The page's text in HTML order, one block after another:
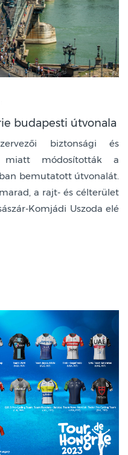
budapesti útvonala
biztonsági és
miatt módosították a
bemutatott útvonalát.
a rajt- és célterület
Komjádi Uszoda elé